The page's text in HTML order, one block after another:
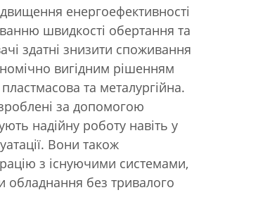
енергоефективності
швидкості обертання та
здатні знизити споживання
вигідним рішенням
та металургійна.
за допомогою
надійну роботу навіть у
Вони також
з існуючими системами,
обладнання без тривалого